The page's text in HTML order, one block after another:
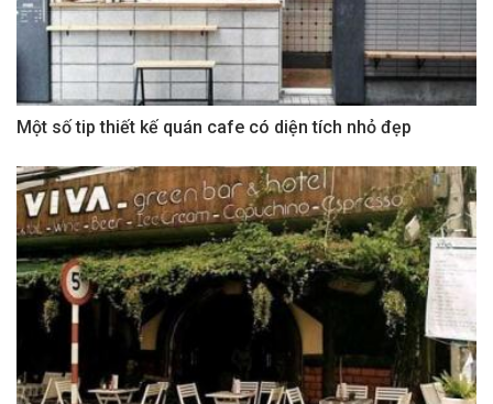
Một số tip thiết kế quán cafe có diện tích nhỏ đẹp